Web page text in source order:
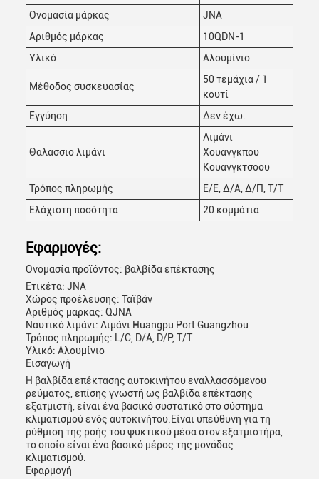
Ονομασία μάρκας
JNA
Αριθμός μάρκας
10QDN-1
Υλικό
Αλουμίνιο
Μέθοδος συσκευασίας
50 τεμάχια / 1
κουτί
Εγγύηση
Δεν έχω.
Θαλάσσιο λιμάνι
Λιμάνι
Χουάνγκπου
Κουάνγκτσοου
Τρόπος πληρωμής
Ε/Ε, Δ/Α, Δ/Π, Τ/Τ
Ελάχιστη ποσότητα
20 κομμάτια
Εφαρμογές:
Ονομασία προϊόντος: βαλβίδα επέκτασης
Ετικέτα: JNA
Χώρος προέλευσης: Ταϊβάν
Αριθμός μάρκας: QJNA
Ναυτικό λιμάνι: Λιμάνι Huangpu Port Guangzhou
Τρόπος πληρωμής: L/C, D/A, D/P, T/T
Υλικό: Αλουμίνιο
Εισαγωγή
Η βαλβίδα επέκτασης αυτοκινήτου εναλλασσόμενου
ρεύματος, επίσης γνωστή ως βαλβίδα επέκτασης
εξατμιστή, είναι ένα βασικό συστατικό στο σύστημα
κλιματισμού ενός αυτοκινήτου.Είναι υπεύθυνη για τη
ρύθμιση της ροής του ψυκτικού μέσα στον εξατμιστήρα,
το οποίο είναι ένα βασικό μέρος της μονάδας
κλιματισμού.
Εφαρμογή